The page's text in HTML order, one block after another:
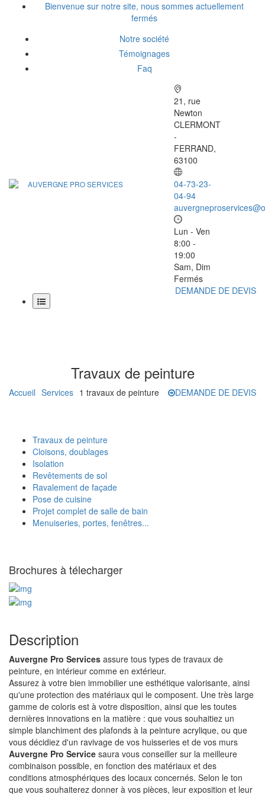
Bienvenue sur notre site, nous sommes actuellement
fermés
Notre société
Témoignages
Faq
21, rue
Newton
CLERMONT
-
FERRAND,
63100
04-73-23-
04-94
Lun - Ven
8:00 -
19:00
Sam, Dim
Fermés
Travaux de peinture
Cloisons, doublages
Isolation
Projet complet de salle de bain
Menuiseries, portes, fenêtres...
Création agence immobilière
Aménagement des combles
Rénovation complète d'un séjour
Blog
Notre société
Notre Blog
Nous contacter
Foire Aux Questions
Témoignages
Contact
DEMANDE DE DEVIS
Travaux de peinture
Accueil Services 1 travaux de peinture DEMANDE DE DEVIS
Travaux de peinture
Cloisons, doublages
Isolation
Revêtements de sol
Ravalement de façade
Pose de cuisine
Projet complet de salle de bain
Menuiseries, portes, fenêtres...
Brochures à télecharger
Description
Auvergne Pro Services assure tous types de travaux de
peinture, en intérieur comme en extérieur.
Assurez à votre bien immobilier une esthétique valorisante, ainsi
qu'une protection des matériaux qui le composent. Une très large
gamme de coloris est à votre disposition, ainsi que les toutes
dernières innovations en la matière : que vous souhaitiez un
simple blanchiment des plafonds à la peinture acrylique, ou que
vous décidiez d'un ravivage de vos huisseries et de vos murs
Auvergne Pro Service saura vous conseiller sur la meilleure
combinaison possible, en fonction des matériaux et des
conditions atmosphériques des locaux concernés. Selon le ton
que vous souhaiterez donner à vos pièces, leur exposition et leur